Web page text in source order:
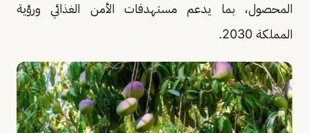
المحصول، بما يدعم مستهدفات الأمن الغذائي ورؤية
المملكة 2030.